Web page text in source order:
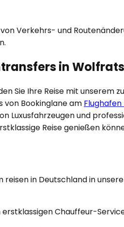
Verkehrs- und
in
Sie Ihre Reise mit unserem
Bookinglane am
Luxusfahrzeugen und
Reise genießen
reisen in Deutschland in